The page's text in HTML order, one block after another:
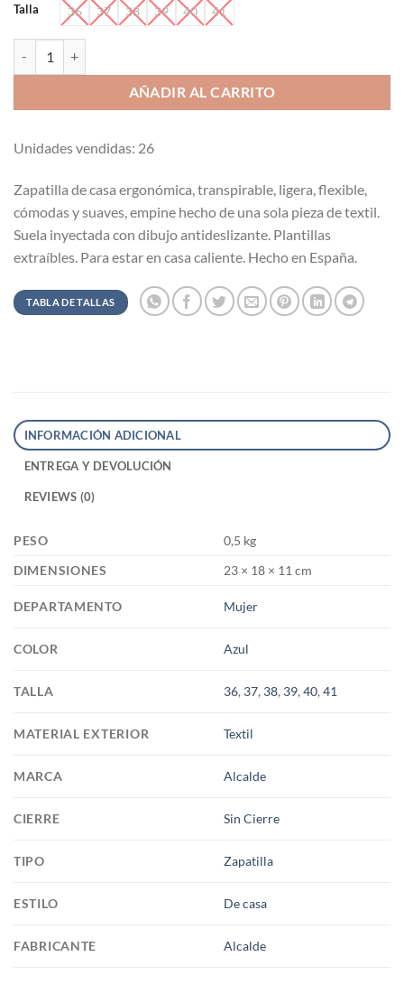
Talla 36 37 38 39 40 41
AÑADIR AL CARRITO
Unidades vendidas: 26
Zapatilla de casa ergonómica, transpirable, ligera, flexible,
cómodas y suaves, empine hecho de una sola pieza de textil.
Suela inyectada con dibujo antideslizante. Plantillas
extraíbles. Para estar en casa caliente. Hecho en España.
TABLA DE TALLAS
INFORMACIÓN ADICIONAL
ENTREGA Y DEVOLUCIÓN
REVIEWS (0)
PESO
0,5 kg
DIMENSIONES
23 × 18 × 11 cm
DEPARTAMENTO Mujer
COLOR Azul
TALLA 36, 37, 38, 39,40,41
MATERIAL EXTERIOR Textil
MARCA Alcalde
CIERRE Sin Cierre
TIPO Zapatilla
ESTILO De casa
FABRICANTE Alcalde